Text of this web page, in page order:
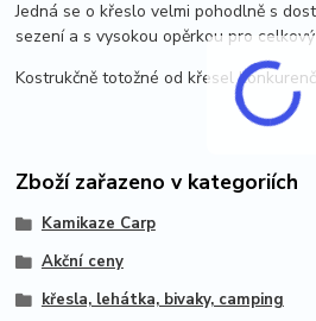
Jedná se o křeslo velmi pohodlně s
sezení a s vysokou opěrkou pro
Kostrukčně totožné od křesel
Zboží zařazeno v kategoriích
Kamikaze Carp
Akční ceny
křesla, lehátka, bivaky, camping